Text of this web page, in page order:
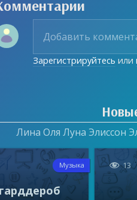
Зарегистрируйтесь или
Лина Оля Луна Элиссон
Музыка  13